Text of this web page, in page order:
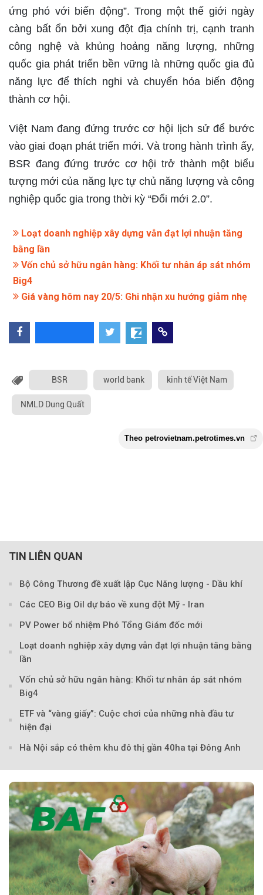
ứng phó với biến động”. Trong một thế giới ngày
càng bất ổn bởi xung đột địa chính trị, cạnh tranh
công nghệ và khủng hoảng năng lượng, những
quốc gia phát triển bền vững là những quốc gia đủ
năng lực để thích nghi và chuyển hóa biến động
thành cơ hội.
Việt Nam đang đứng trước cơ hội lịch sử để bước
vào giai đoạn phát triển mới. Và trong hành trình ấy,
BSR đang đứng trước cơ hội trở thành một biểu
tượng mới của năng lực tự chủ năng lượng và công
nghiệp quốc gia trong thời kỳ “Đổi mới 2.0”.
Loạt doanh nghiệp xây dựng vẫn đạt lợi nhuận tăng
bằng lần
Vốn chủ sở hữu ngân hàng: Khối tư nhân áp sát nhóm
Big4
Giá vàng hôm nay 20/5: Ghi nhận xu hướng giảm nhẹ
BSR world bank kinh tế Việt Nam
NMLD Dung Quất
Theo
TIN LIÊN QUAN
Bộ Công Thương đề xuất lập Cục Năng lượng - Dầu khí
Các CEO Big Oil dự báo về xung đột Mỹ - Iran
PV Power bổ nhiệm Phó Tổng Giám đốc mới
Loạt doanh nghiệp xây dựng vẫn đạt lợi nhuận tăng bằng
lần
Vốn chủ sở hữu ngân hàng: Khối tư nhân áp sát nhóm
Big4
ETF và “vàng giấy”: Cuộc chơi của những nhà đầu tư
hiện đại
Hà Nội sắp có thêm khu đô thị gần 40ha tại Đông Anh